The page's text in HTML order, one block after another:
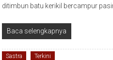
ditimbun batu kerikil bercampur
Baca selengkapnya
Sastra Terkini